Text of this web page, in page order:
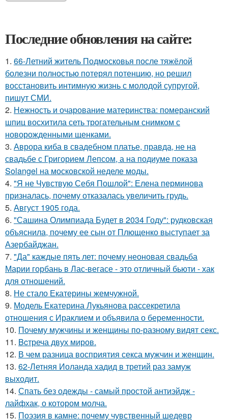
Последние обновления на сайте:
1. 66-Летний житель Подмосковья после тяжёлой
болезни полностью потерял потенцию, но решил
восстановить интимную жизнь с молодой супругой,
пишут СМИ.
2. Нежность и очарование материнства: померанский
шпиц восхитила сеть трогательным снимком с
новорожденными щенками.
3. Аврора киба в свадебном платье, правда, не на
свадьбе с Григорием Лепсом, а на подиуме показа
Solangel на московской неделе моды.
4. "Я не Чувствую Себя Пошлой": Елена перминова
призналась, почему отказалась увеличить грудь.
5. Август 1905 года.
6. "Сашина Олимпиада Будет в 2034 Году": рудковская
объяснила, почему ее сын от Плющенко выступает за
Азербайджан.
7. "Да" каждые пять лет: почему неоновая свадьба
Марии горбань в Лас-вегасе - это отличный бьюти - хак
для отношений.
8. Не стало Екатерины жемчужной.
9. Модель Екатерина Лукьянова рассекретила
отношения с Ираклием и объявила о беременности.
10. Почему мужчины и женщины по-разному видят секс.
11. Bcтреча двух миров.
12. В чем разница восприятия секса мужчин и женщин.
13. 62-Летняя Иоланда хадид в третий раз замуж
выходит.
14. Спать без одежды - самый простой антиэйдж -
лайфхак, о котором молча.
15. Поэзия в камне: почему чувственный шедевр